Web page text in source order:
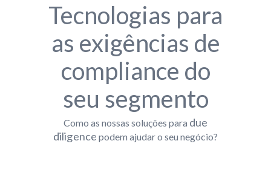
Tecnologias para
as exigências de
compliance do
seu segmento
Como as nossas soluções para due
diligence podem ajudar o seu negócio?